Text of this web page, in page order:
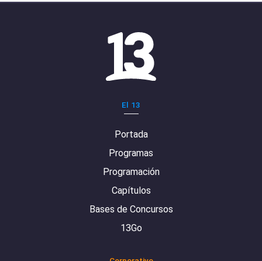
El 13
Portada
Programas
Programación
Capítulos
Bases de Concursos
13Go